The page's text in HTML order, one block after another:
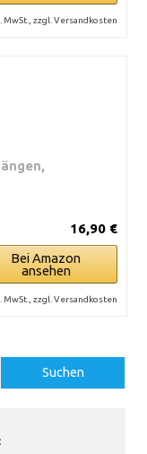
MwSt., zzgl. Versandkosten
16,90 €
Bei Amazon
ansehen
MwSt., zzgl. Versandkosten
Suchen